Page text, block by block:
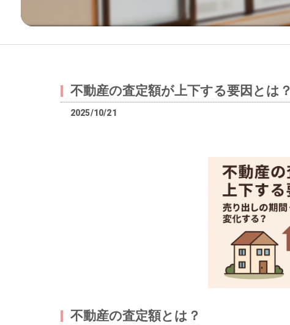
不動産の査定額が上下する要因とは？
2025/10/21
不動産の査定額とは？